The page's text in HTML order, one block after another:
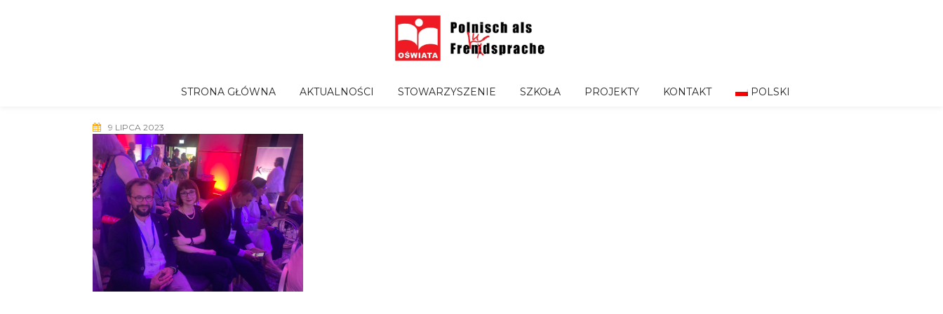
STRONA GŁÓWNA AKTUALNOŚCI STOWARZYSZENIE SZKOŁA PROJEKTY KONTAKT POLSKI
9 LIPCA 2023